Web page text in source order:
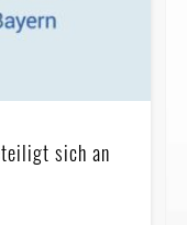
sich an